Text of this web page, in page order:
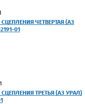
ЧЕТВЕРТАЯ (АЗ
01
ТРЕТЬЯ (АЗ УРАЛ)